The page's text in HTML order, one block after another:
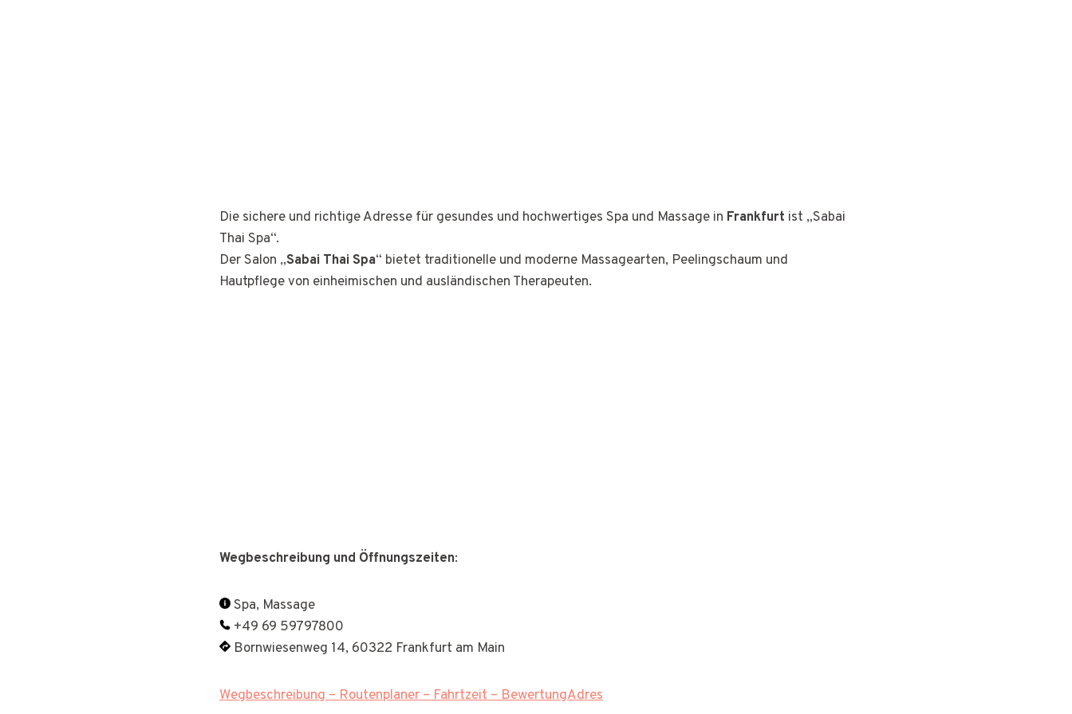
Die sichere und richtige Adresse für gesundes und hochwertiges Spa und Massage in Frankfurt ist „Sabai
Thai Spa“.
Der Salon „Sabai Thai Spa“ bietet traditionelle und moderne Massagearten, Peelingschaum und
Hautpflege von einheimischen und ausländischen Therapeuten.
Wegbeschreibung und Öffnungszeiten:
Spa, Massage
+49 69 59797800
Bornwiesenweg 14, 60322 Frankfurt am Main
Wegbeschreibung – Routenplaner – Fahrtzeit – BewertungAdres